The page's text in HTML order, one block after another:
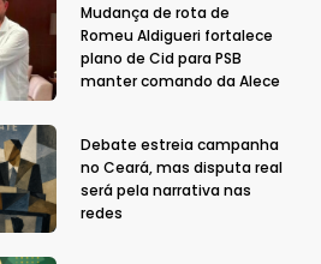
Mudança de rota de
Romeu Aldigueri fortalece
plano de Cid para PSB
manter comando da Alece
Debate estreia campanha
no Ceará, mas disputa real
será pela narrativa nas
redes